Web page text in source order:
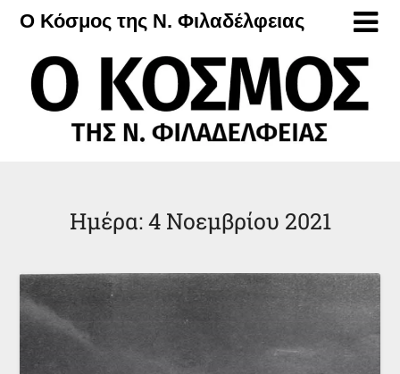
Μετάβαση
περιεχόμενο
Ο Κόσμος της Ν. Φιλαδέλφειας
Ημέρα:4 Νοεμβρίου 2021